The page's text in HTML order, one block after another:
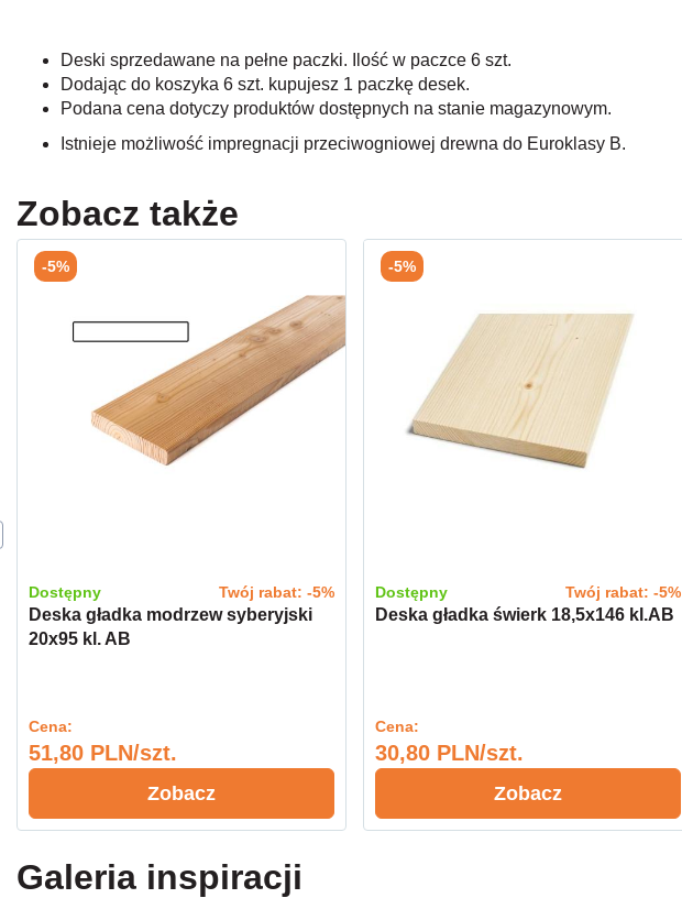
Deski sprzedawane na pełne paczki. Ilość w paczce 6 szt.
Dodając do koszyka 6 szt. kupujesz 1 paczkę desek.
Podana cena dotyczy produktów dostępnych na stanie magazynowym.
Istnieje możliwość impregnacji przeciwogniowej drewna do Euroklasy B.
Zobacz także
-5%
Dostępny Twój rabat: -5%
Deska gładka modrzew syberyjski
20x95 kl. AB
Cena:
51,80 PLN/szt.
Zobacz
-5%
Dostępny Twój rabat: -5%
Deska gładka świerk 18,5x146 kl.AB
Cena:
30,80 PLN/szt.
Zobacz
Galeria inspiracji